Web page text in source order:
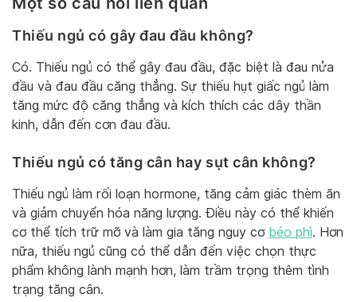
Thiếu ngủ có gây đau đầu không?
Có. Thiếu ngủ có thể gây đau đầu, đặc biệt là đau nửa
đầu và đau đầu căng thẳng. Sự thiếu hụt giấc ngủ làm
tăng mức độ căng thẳng và kích thích các dây thần
kinh, dẫn đến cơn đau đầu.
Thiếu ngủ có tăng cân hay sụt cân không?
Thiếu ngủ làm rối loạn hormone, tăng cảm giác thèm ăn
và giảm chuyển hóa năng lượng. Điều này có thể khiến
cơ thể tích trữ mỡ và làm gia tăng nguy cơ béo phì. Hơn
nữa, thiếu ngủ cũng có thể dẫn đến việc chọn thực
phẩm không lành mạnh hơn, làm trầm trọng thêm tình
trạng tăng cân.